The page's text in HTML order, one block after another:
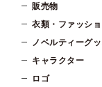
販売物
衣類・ファッシ
ノベルティーグ
キャラクター
ロゴ